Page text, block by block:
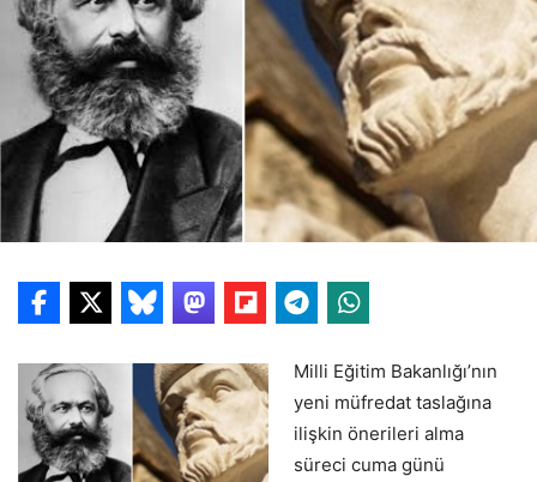
Milli Eğitim Bakanlığı’nın
yeni müfredat taslağına
ilişkin önerileri alma
süreci cuma günü